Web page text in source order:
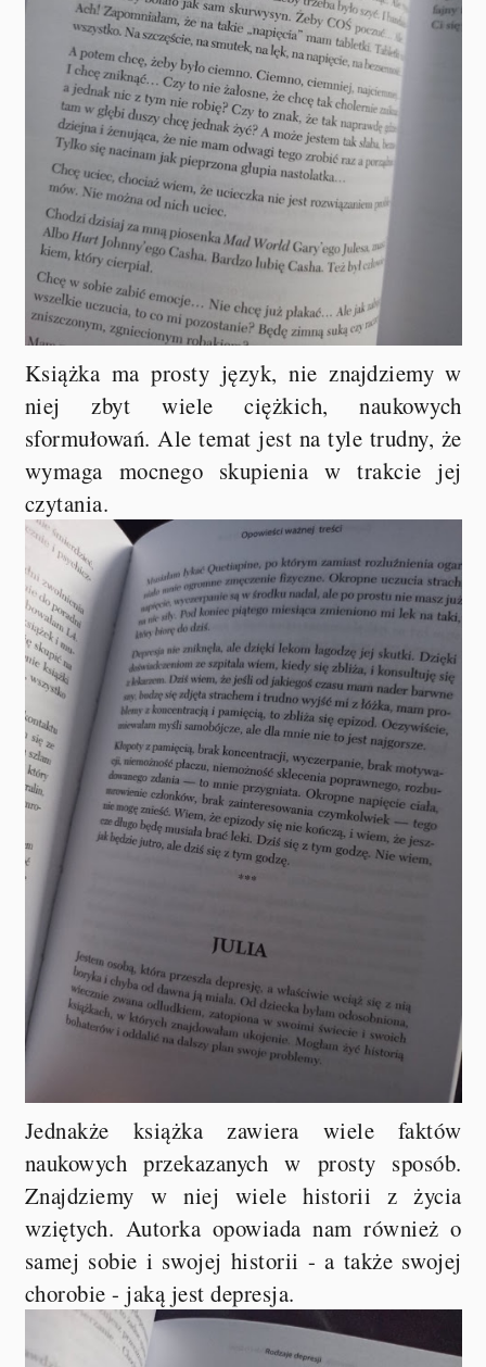
Książka ma prosty język, nie znajdziemy w
niej zbyt wiele ciężkich, naukowych
sformułowań. Ale temat jest na tyle trudny, że
wymaga mocnego skupienia w trakcie jej
czytania.
Jednakże książka zawiera wiele faktów
naukowych przekazanych w prosty sposób.
Znajdziemy w niej wiele historii z życia
wziętych. Autorka opowiada nam również o
samej sobie i swojej historii - a także swojej
chorobie - jaką jest depresja.